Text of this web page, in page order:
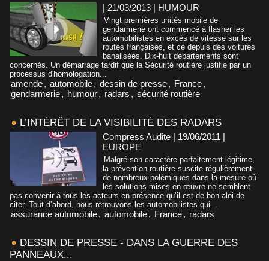
| 21/03/2013 | HUMOUR
Vingt premières unités mobile de
gendarmerie ont commencé à flasher les
automobilistes en excès de vitesse sur les
routes françaises, et ce depuis des voitures
banalisées. Dix-huit départements sont
concernés. Un démarrage tardif que la Sécurité routière justifie par un
processus d'homologation...
amende, automobile, dessin de presse, France,
gendarmerie, humour, radars , sécurité routière
L’INTÉRÊT DE LA VISIBILITÉ DES RADARS
Compress Audite | 19/06/2011 |
EUROPE
Malgré son caractère parfaitement légitime,
la prévention routière suscite régulièrement
de nombreux polémiques dans la mesure où
les solutions mises en œuvre ne semblent
pas convenir à tous les acteurs en présence qu’il est de bon aloi de
citer. Tout d’abord, nous retrouvons les automobilistes qui...
assurance automobile, automobile, France, radars
DESSIN DE PRESSE - DANS LA GUERRE DES
PANNEAUX...